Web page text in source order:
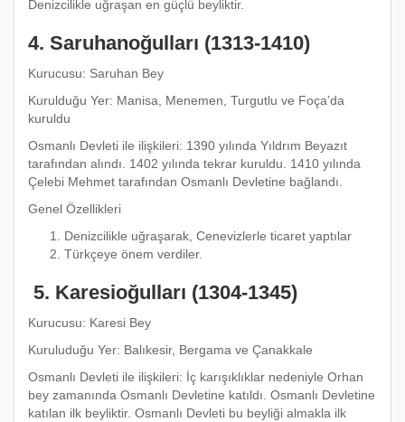
Denizcilikle uğraşan en güçlü beyliktir.
4. Saruhanoğulları (1313-1410)
Kurucusu: Saruhan Bey
Kurulduğu Yer: Manisa, Menemen, Turgutlu ve Foça’da
kuruldu
Osmanlı Devleti ile ilişkileri: 1390 yılında Yıldrım Beyazıt
tarafından alındı. 1402 yılında tekrar kuruldu. 1410 yılında
Çelebi Mehmet tarafından Osmanlı Devletine bağlandı.
Genel Özellikleri
Denizcilikle uğraşarak, Cenevizlerle ticaret yaptılar
Türkçeye önem verdiler.
5. Karesioğulları (1304-1345)
Kurucusu: Karesi Bey
Kuruluduğu Yer: Balıkesir, Bergama ve Çanakkale
Osmanlı Devleti ile ilişkileri: İç karışıklıklar nedeniyle Orhan
bey zamanında Osmanlı Devletine katıldı. Osmanlı Devletine
katılan ilk beyliktir. Osmanlı Devleti bu beyliği almakla ilk